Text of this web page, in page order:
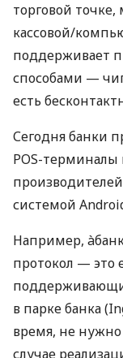
торговой
кассовой/
поддерживает
способами —
есть
Сегодня банки
POS-
системой
Например,
протокол — это
в парке банка
время, не нужно
случае